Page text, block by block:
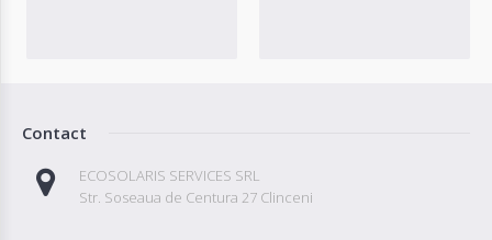
Contact
ECOSOLARIS SERVICES SRL
Str. Soseaua de Centura 27 Clinceni